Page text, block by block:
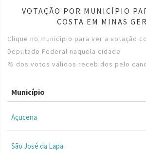
VOTAÇÃO POR MUNICÍPIO
COSTA EM MINAS
Clique no município para ver a votação
Deputado Federal naquela cidade
% dos votos válidos recebidos pelo
Município
Açucena
São José da Lapa